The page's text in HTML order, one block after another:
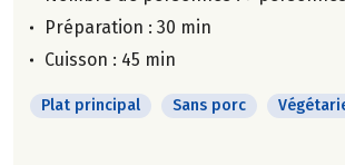
Préparation : 30 min
Cuisson : 45 min
Plat principal Sans porc